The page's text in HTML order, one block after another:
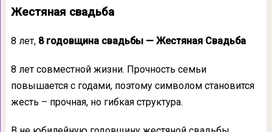
Жестяная свадьба
8 лет, 8 годовщина свадьбы — Жестяная Свадьба
8 лет совместной жизни. Прочность семьи
повышается с годами, поэтому символом становится
жесть – прочная, но гибкая структура.